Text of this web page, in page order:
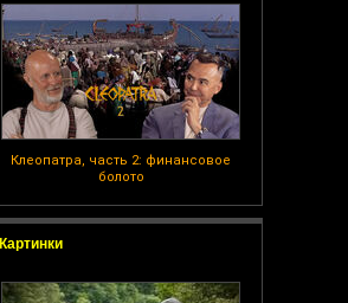
Клеопатра, часть 2: финансовое
болото
Картинки